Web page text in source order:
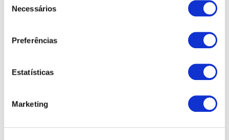
Necessários
Preferências
Estatísticas
Marketing